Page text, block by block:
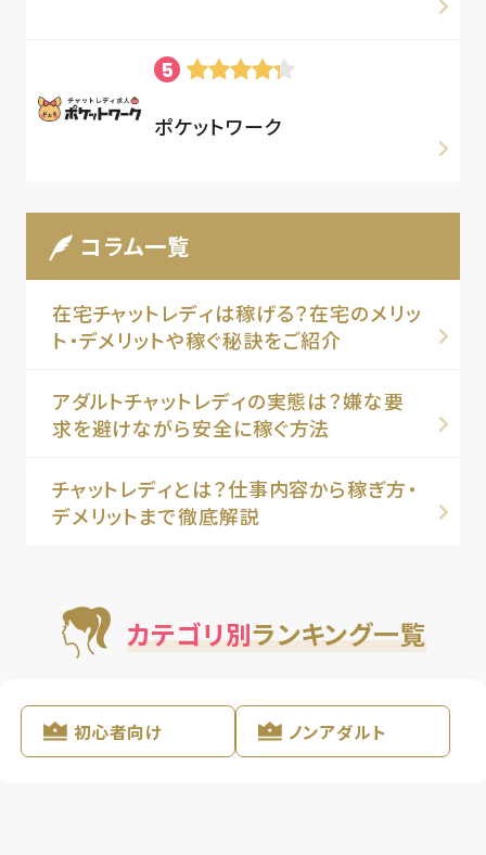
ポケットワーク
コラム一覧
在宅チャットレディは稼げる？在宅のメリッ
ト・デメリットや稼ぐ秘訣をご紹介
アダルトチャットレディの実態は？嫌な要
求を避けながら安全に稼ぐ方法
チャットレディとは？仕事内容から稼ぎ方・
デメリットまで徹底解説
カテゴリ別ランキング一覧
初心者向け ノンアダルト